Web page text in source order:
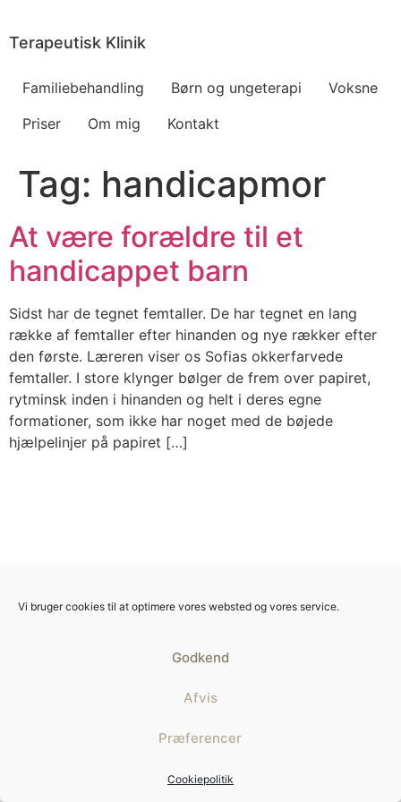
Vi bruger cookies til at optimere vores websted og vores service.
Godkend
Afvis
Præferencer
Cookiepolitik
indhold
Terapeutisk Klinik
Familiebehandling Børn og ungeterapi
Voksne
Priser
Om mig Kontakt
Tag: handicapmor
At være forældre til et
handicappet barn
Sidst har de tegnet femtaller. De har tegnet en lang
række af femtaller efter hinanden og nye rækker efter
den første. Læreren viser os Sofias okkerfarvede
femtaller. I store klynger bølger de frem over papiret,
rytminsk inden i hinanden og helt i deres egne
formationer, som ikke har noget med de bøjede
hjælpelinjer på papiret […]